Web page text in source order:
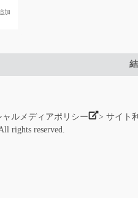
加
ャルメディアポリシー
> サイト
rights reserved.